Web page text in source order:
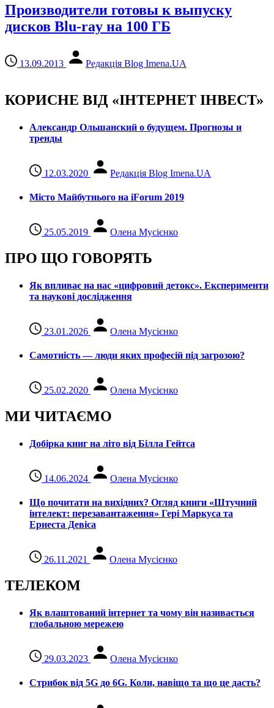
Производители готовы к выпуску
дисков Blu-ray на 100 ГБ
13.09.2013 Редакція Blog Imena.UA
КОРИСНЕ ВІД «ІНТЕРНЕТ ІНВЕСТ»
Александр Ольшанский о будущем. Прогнозы и
тренды
12.03.2020 Редакція Blog Imena.UA
Місто Майбутнього на iForum 2019
25.05.2019 Олена Мусієнко
ПРО ЩО ГОВОРЯТЬ
Як впливає на нас «цифровий детокс». Експерименти
та наукові дослідження
23.01.2026 Олена Мусієнко
Самотність — люди яких професій під загрозою?
25.02.2020 Олена Мусієнко
МИ ЧИТАЄМО
Добірка книг на літо від Білла Гейтса
14.06.2024 Олена Мусієнко
Що почитати на вихідних? Огляд книги «Штучний
інтелект: перезавантаження» Гері Маркуса та
Ернеста Девіса
26.11.2021 Олена Мусієнко
ТЕЛЕКОМ
Як влаштований інтернет та чому він називається
глобальною мережею
29.03.2023 Олена Мусієнко
Стрибок від 5G до 6G. Коли, навіщо та що це даcть?